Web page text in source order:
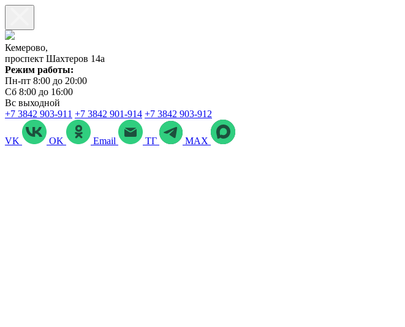
Кемерово,
проспект Шахтеров 14а
Режим работы:
Пн-пт 8:00 до 20:00
Сб 8:00 до 16:00
Вс выходной
+7 3842 903‑911 +7 3842 901‑914 +7 3842 903-912
VK OK Email ТГ MAX